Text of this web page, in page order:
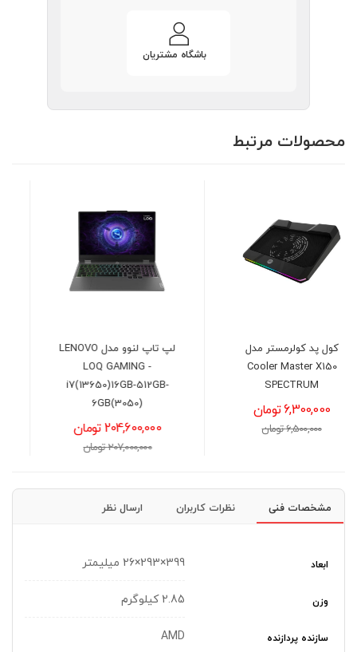
باشگاه مشتریان
محصولات مرتبط
LOQ GAMING -
i7(13650)16GB-512GB-
6GB(3050)
204,600,000 تومان
TUF FA608UH -
R7(260H)-16GB-1TB-
8GB(5050)
313,500,000 تومان
316,000,000 تومان
مشخصات فنی نظرات کاربران ارسال نظر
ابعاد 399×293×26 میلیمتر
وزن 2.85 کیلوگرم
سازنده پردازنده AMD